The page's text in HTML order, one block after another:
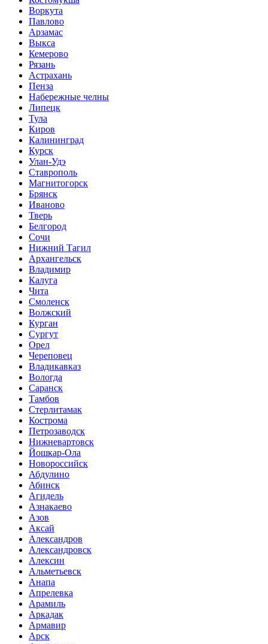
Воркута
Павлово
Арзамас
Выкса
Кемерово
Рязань
Астрахань
Пенза
Набережные челны
Липецк
Тула
Киров
Калининград
Курск
Улан-Удэ
Ставрополь
Магнитогорск
Брянск
Иваново
Тверь
Белгород
Сочи
Нижний Тагил
Архангельск
Владимир
Калуга
Чита
Смоленск
Волжский
Курган
Сургут
Орел
Череповец
Владикавказ
Вологда
Саранск
Тамбов
Стерлитамак
Кострома
Петрозаводск
Нижневартовск
Йошкар-Ола
Новороссийск
Абдулино
Абинск
Агидель
Азнакаево
Азов
Аксай
Александров
Александровск
Алексин
Альметьевск
Анапа
Апрелевка
Арамиль
Аркадак
Армавир
Арск